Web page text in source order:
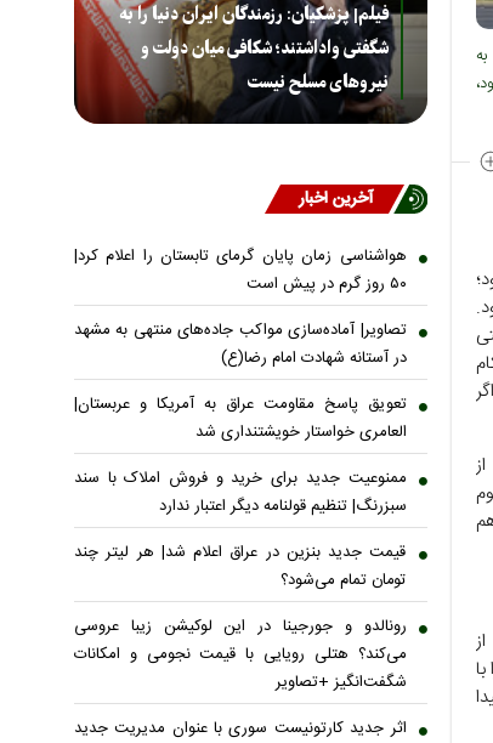
حتی ۸ تیم سوم
فیلم| پزشکیان: رزمندگان ایران دنیا را به
شگفتی واداشتند؛ شکافی میان دولت و
نیروهای مسلح نیست
آخرین اخبار
هواشناسی زمان پایان گرمای تابستان را اعلام کرد|
۵۰ روز گرم در پیش است
تصاویر| آماده‌سازی مواکب جاده‌های منتهی به مشهد
در آستانه شهادت امام رضا(ع)
تعویق پاسخ مقاومت عراق به آمریکا و عربستان|
العامری خواستار خویشتنداری شد
ممنوعیت جدید برای خرید و فروش املاک با سند
سبزرنگ| تنظیم قولنامه دیگر اعتبار ندارد
قیمت جدید بنزین در عراق اعلام شد| هر لیتر چند
تومان تمام می‌شود؟
رونالدو و جورجینا در این لوکیشن زیبا عروسی
می‌کند؟ هتلی رویایی با قیمت نجومی و امکانات
شگفت‌انگیز +تصاویر
اثر جدید کارتونیست سوری با عنوان مدیریت جدید